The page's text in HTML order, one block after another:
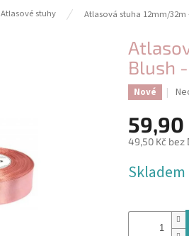
Atlasové stuhy Atlasová stuha 12mm/32m
Blush
Nové
je
0,0
5
59,90
49,50 Kč bez
cena:
Skladem